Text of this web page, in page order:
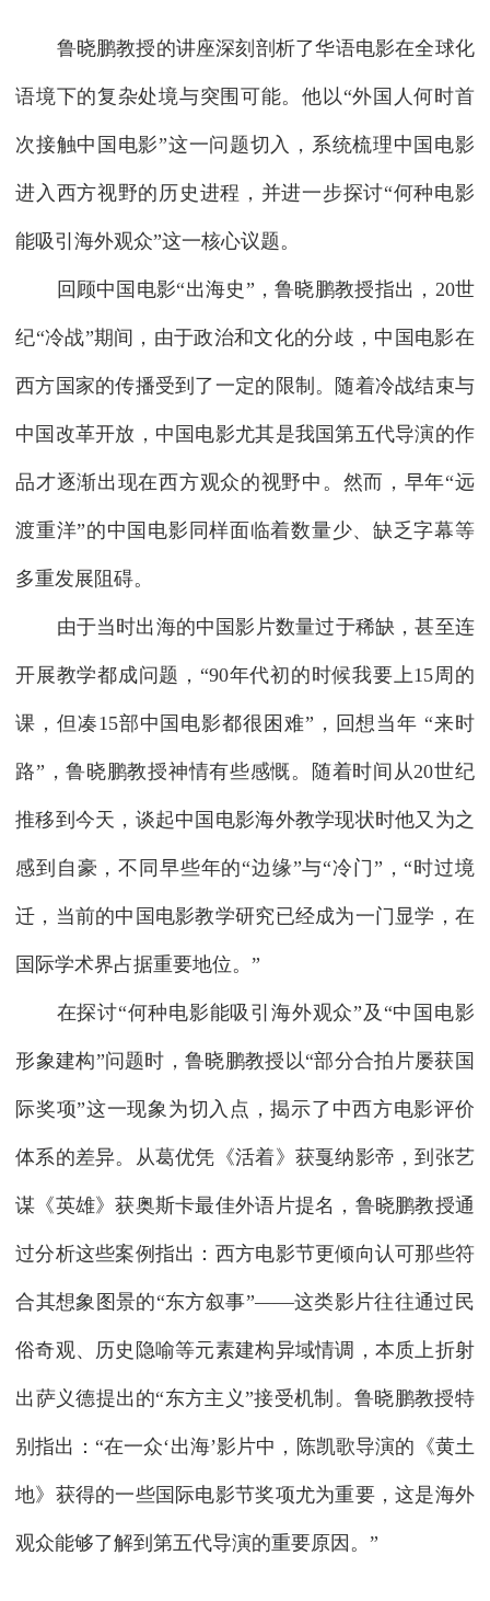
鲁晓鹏教授的讲座深刻剖析了华语电影在全球化
语境下的复杂处境与突围可能。他以“外国人何时首
次接触中国电影”这一问题切入，系统梳理中国电影
进入西方视野的历史进程，并进一步探讨“何种电影
能吸引海外观众”这一核心议题。
回顾中国电影“出海史”，鲁晓鹏教授指出，20世
纪“冷战”期间，由于政治和文化的分歧，中国电影在
西方国家的传播受到了一定的限制。随着冷战结束与
中国改革开放，中国电影尤其是我国第五代导演的作
品才逐渐出现在西方观众的视野中。然而，早年“远
渡重洋”的中国电影同样面临着数量少、缺乏字幕等
多重发展阻碍。
由于当时出海的中国影片数量过于稀缺，甚至连
开展教学都成问题，“90年代初的时候我要上15周的
课，但凑15部中国电影都很困难”，回想当年 “来时
路”，鲁晓鹏教授神情有些感慨。随着时间从20世纪
推移到今天，谈起中国电影海外教学现状时他又为之
感到自豪，不同早些年的“边缘”与“冷门”，“时过境
迁，当前的中国电影教学研究已经成为一门显学，在
国际学术界占据重要地位。”
在探讨“何种电影能吸引海外观众”及“中国电影
形象建构”问题时，鲁晓鹏教授以“部分合拍片屡获国
际奖项”这一现象为切入点，揭示了中西方电影评价
体系的差异。从葛优凭《活着》获戛纳影帝，到张艺
谋《英雄》获奥斯卡最佳外语片提名，鲁晓鹏教授通
过分析这些案例指出：西方电影节更倾向认可那些符
合其想象图景的“东方叙事”——这类影片往往通过民
俗奇观、历史隐喻等元素建构异域情调，本质上折射
出萨义德提出的“东方主义”接受机制。鲁晓鹏教授特
别指出：“在一众‘出海’影片中，陈凯歌导演的《黄土
地》获得的一些国际电影节奖项尤为重要，这是海外
观众能够了解到第五代导演的重要原因。”